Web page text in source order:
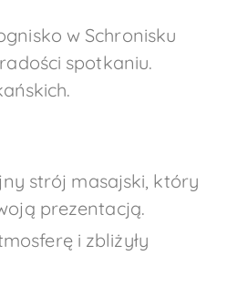
w Schronisku
spotkaniu.
strój masajski, który
prezentacją.
i zbliżyły